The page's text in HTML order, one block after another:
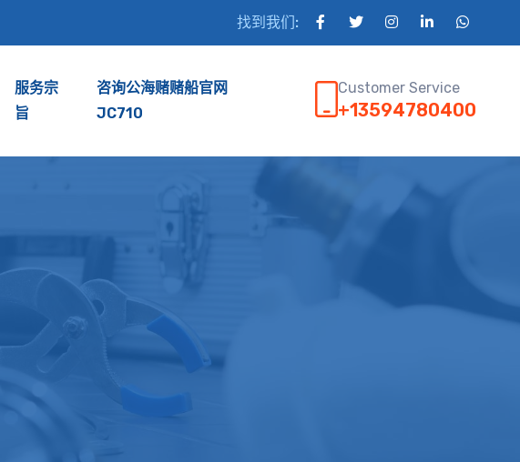
找到我们:
服务宗
旨
咨询公海赌赌船官网
JC710
Customer Service
+13594780400